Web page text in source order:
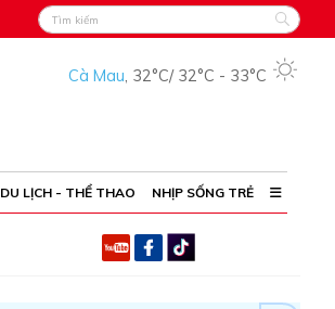
Cà Mau, 32°C/ 32°C - 33°C
DU LỊCH - THỂ THAO NHỊP SỐNG TRẺ